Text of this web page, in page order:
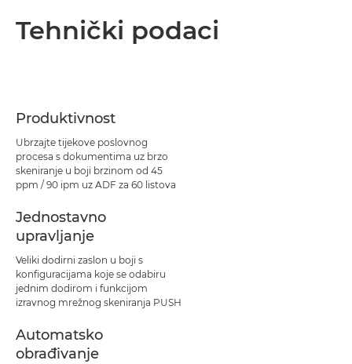
Tehnički podaci
Produktivnost
Ubrzajte tijekove poslovnog
procesa s dokumentima uz brzo
skeniranje u boji brzinom od 45
ppm / 90 ipm uz ADF za 60 listova
Jednostavno
upravljanje
Veliki dodirni zaslon u boji s
konfiguracijama koje se odabiru
jednim dodirom i funkcijom
izravnog mrežnog skeniranja PUSH
Automatsko
obrađivanje